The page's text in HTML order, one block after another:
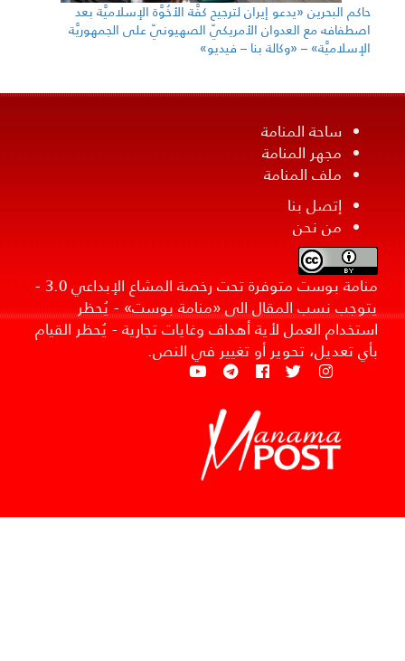
حاكم البحرين «يدعو إيران لترجيح كفَّة الأخُوَّة الإسلاميَّة بعد
اصطفافه مع العدوان الأمريكيّ الصهيونيّ على الجمهوريَّة
الإسلاميَّة» – «وكالة بنا – فيديو»
ساحة المنامة
مجهر المنامة
ملف المنامة
إتصل بنا
من نحن
منامة بوست متوفرة تحت رخصة المشاع الإبداعي 3.0 -
يتوجب نسب المقال الى «منامة بوست» - يُحظر
استخدام العمل لأية أهداف وغايات تجارية - يُحظر القيام
بأي تعديل، تحوير أو تغيير في النص.